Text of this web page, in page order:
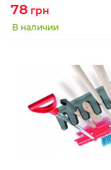
78 грн
В наличии